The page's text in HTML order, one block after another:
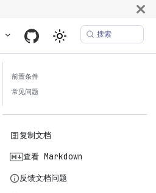
搜索
前置条件
常见问题
复制文档
查看 Markdown
反馈文档问题